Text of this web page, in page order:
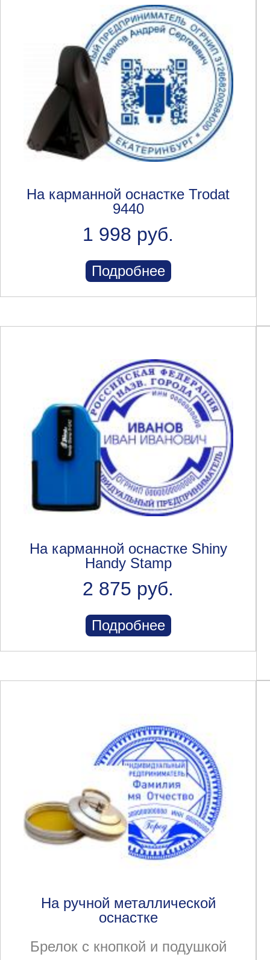
На карманной оснастке Trodat
9440
1 998 руб.
Подробнее
На карманной оснастке Shiny
Handy Stamp
2 875 руб.
Подробнее
На ручной металлической
оснастке
Брелок с кнопкой и подушкой